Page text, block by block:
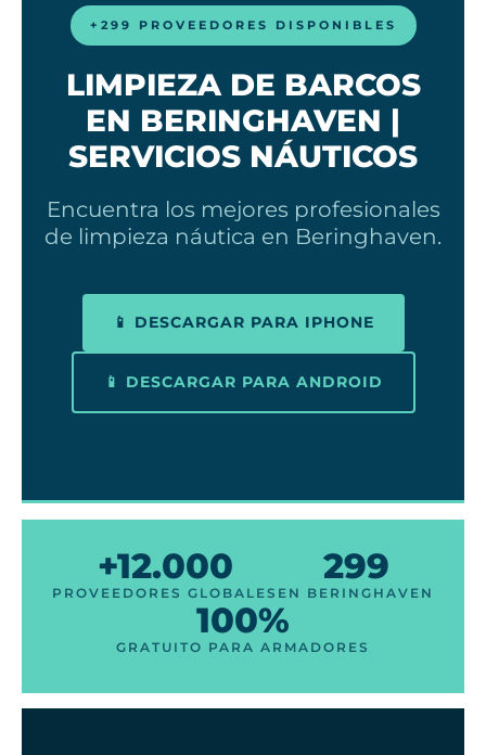
+299 PROVEEDORES DISPONIBLES
LIMPIEZA DE BARCOS
EN BERINGHAVEN |
SERVICIOS NÁUTICOS
Encuentra los mejores profesionales
de limpieza náutica en Beringhaven.
📱 DESCARGAR PARA IPHONE
📱 DESCARGAR PARA ANDROID
+12.000
PROVEEDORES GLOBALES
299
EN BERINGHAVEN
100%
GRATUITO PARA ARMADORES